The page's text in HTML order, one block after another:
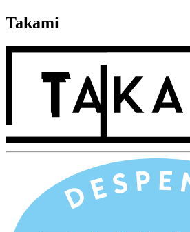
Takami